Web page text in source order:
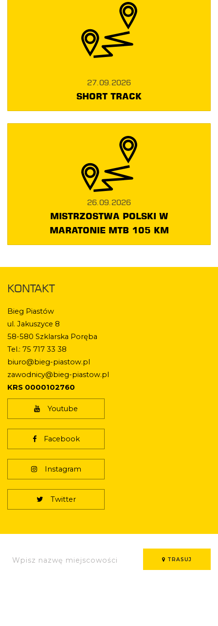
27.09.2026
SHORT TRACK
26.09.2026
MISTRZOSTWA POLSKI W
MARATONIE MTB 105 KM
KONTAKT
Bieg Piastów
ul. Jakuszyce 8
58-580 Szklarska Poręba
Tel.: 75 717 33 38
biuro@bieg-piastow.pl
zawodnicy@bieg-piastow.pl
KRS 0000102760
Youtube
Facebook
Instagram
Twitter
TRASUJ